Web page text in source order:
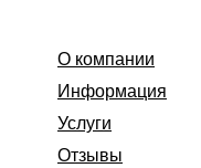
О компании
Информация
Услуги
Отзывы